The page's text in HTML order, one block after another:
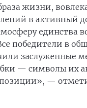
жизни,
в активный
единства
победители в
заслуженные
— символы их
—